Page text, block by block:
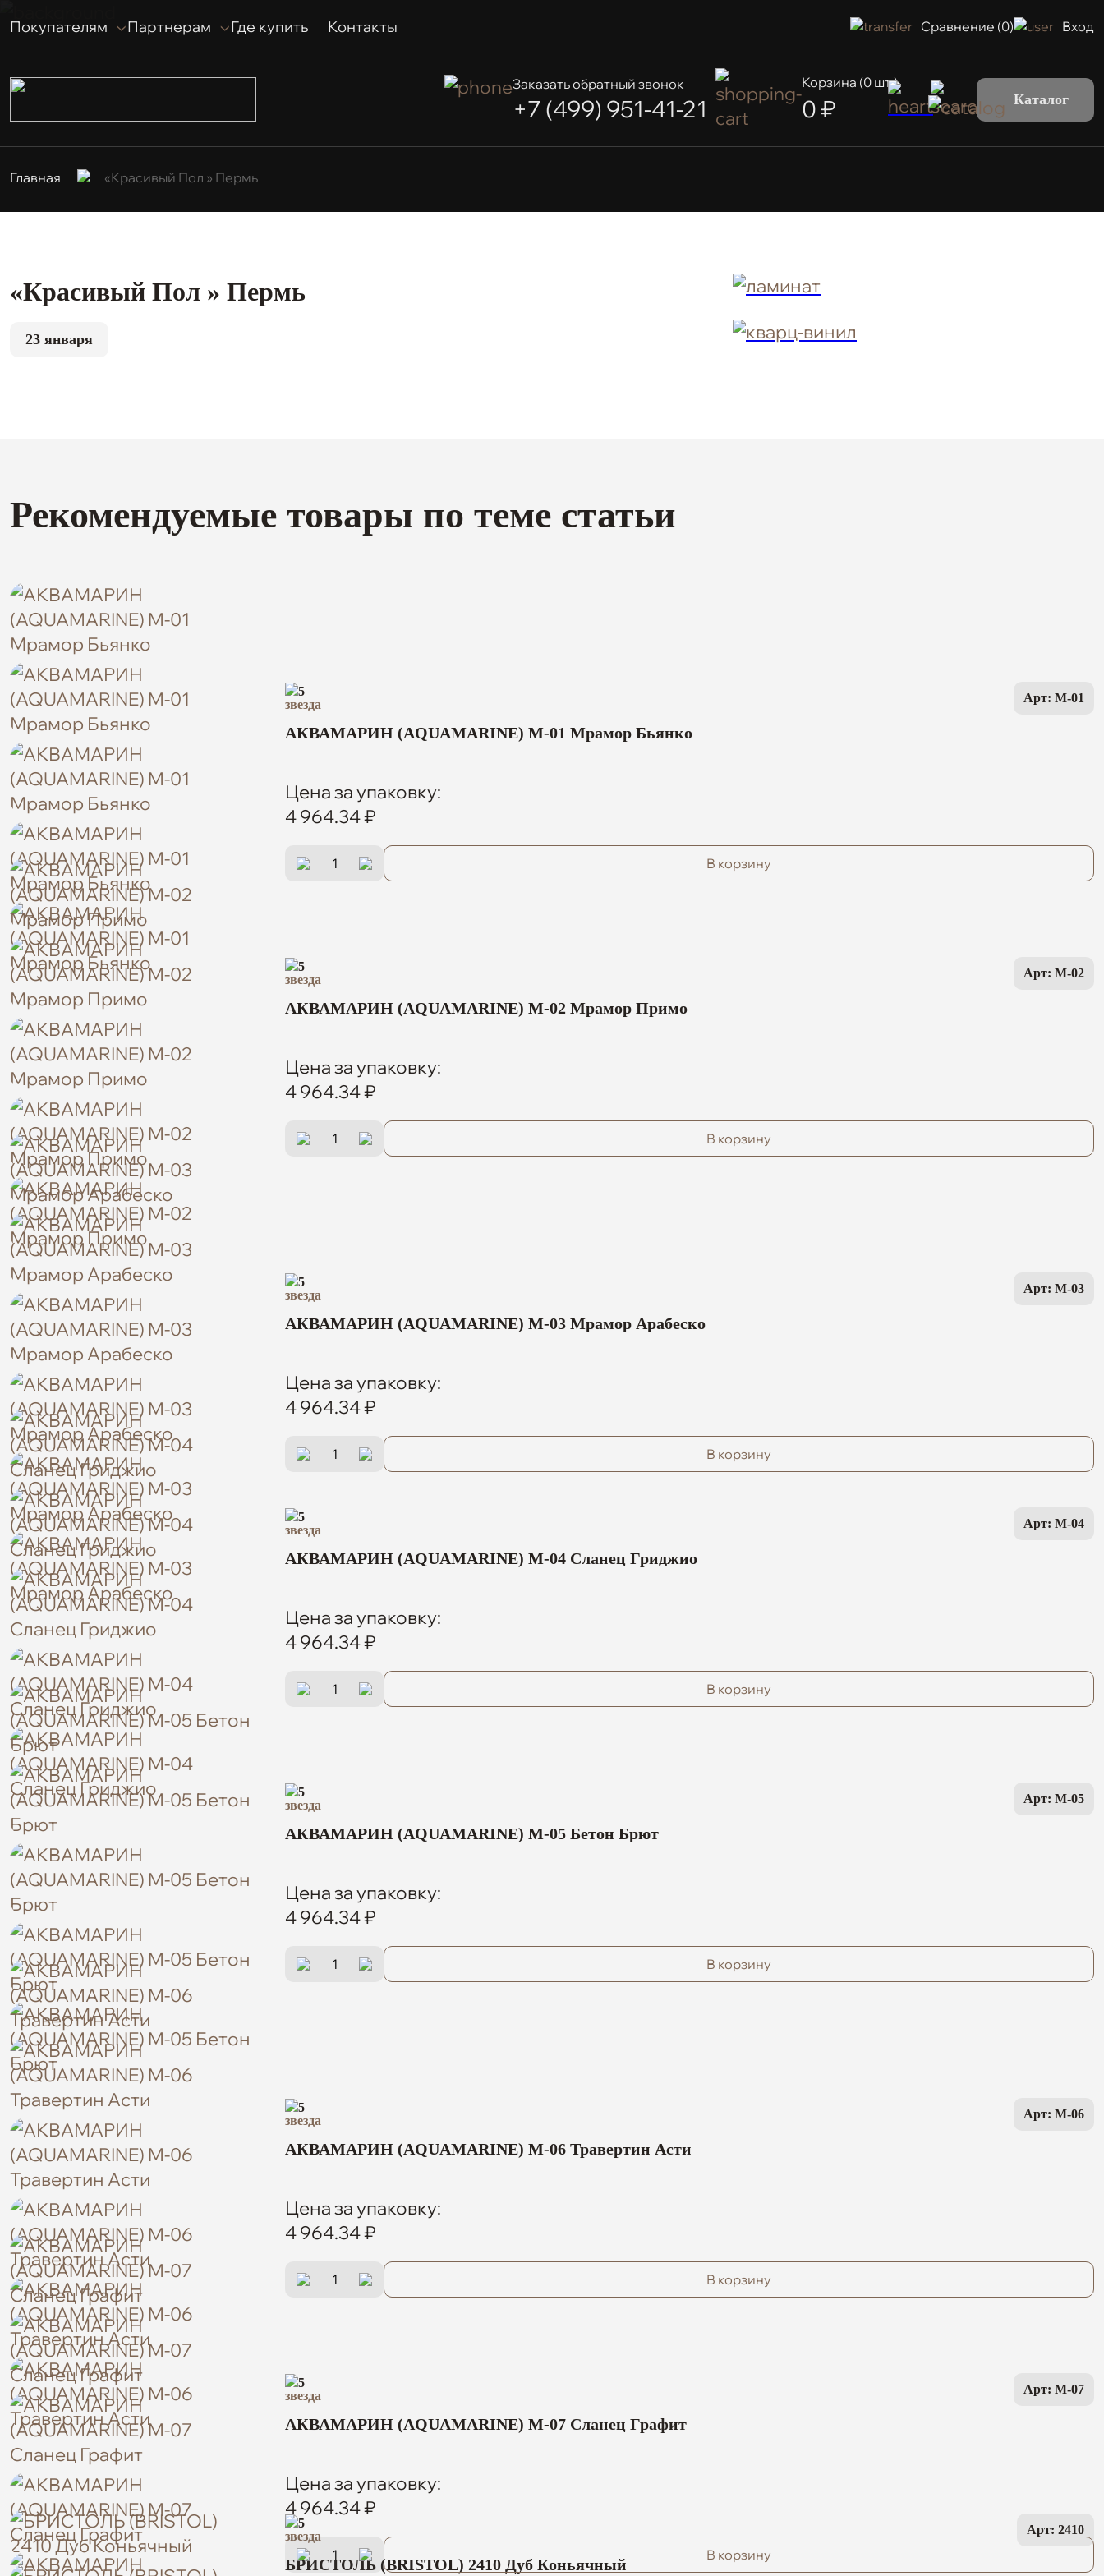
Покупателям Партнерам Где купить Контакты Сравнение (0) Вход
Заказать обратный звонок
+7 (499) 951-41-21
Корзина (0 шт.)
0 ₽ Каталог
Главная «Красивый Пол » Пермь
«Красивый Пол » Пермь
23 января
Рекомендуемые товары по теме статьи
5 Арт: M-01
АКВАМАРИН (AQUAMARINE) M-01 Мрамор Бьянко
Цена за упаковку:
4 964.34 ₽
В корзину
5 Арт: M-02
АКВАМАРИН (AQUAMARINE) M-02 Мрамор Примо
Цена за упаковку:
4 964.34 ₽
В корзину
5 Арт: M-03
АКВАМАРИН (AQUAMARINE) M-03 Мрамор Арабеско
Цена за упаковку:
4 964.34 ₽
В корзину
5 Арт: M-04
АКВАМАРИН (AQUAMARINE) M-04 Сланец Гриджио
Цена за упаковку:
4 964.34 ₽
В корзину
5 Арт: M-05
АКВАМАРИН (AQUAMARINE) M-05 Бетон Брют
Цена за упаковку:
4 964.34 ₽
В корзину
5 Арт: M-06
АКВАМАРИН (AQUAMARINE) M-06 Травертин Асти
Цена за упаковку:
4 964.34 ₽
В корзину
5 Арт: M-07
АКВАМАРИН (AQUAMARINE) M-07 Сланец Графит
Цена за упаковку:
4 964.34 ₽
В корзину
5 Арт: 2410
БРИСТОЛЬ (BRISTOL) 2410 Дуб Коньячный